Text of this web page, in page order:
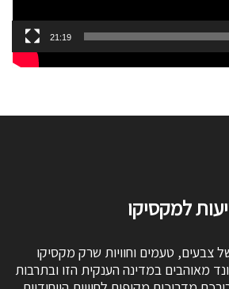
21:19
למקסיקו
צבעים, טעמים וחוויות שרק מקסיקו
מאוהבים במדינה הענקית הזו ובתרבות